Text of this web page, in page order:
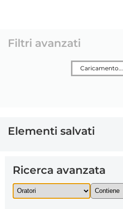
Filtri avanzati
Caricamento...
Elementi salvati
Ricerca avanzata